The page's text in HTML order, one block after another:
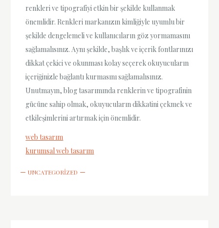
renkleri ve tipografiyi etkin bir şekilde kullanmak
önemlidir. Renkleri markanızın kimliğiyle uyumlu bir
şekilde dengelemeli ve kullanıcıların göz yormamasını
sağlamalısınız. Aynı şekilde, başlık ve içerik fontlarınızı
dikkat çekici ve okunması kolay seçerek okuyucuların
içeriğinizle bağlantı kurmasını sağlamalısınız.
Unutmayın, blog tasarımında renklerin ve tipografinin
gücüne sahip olmak, okuyucuların dikkatini çekmek ve
etkileşimlerini artırmak için önemlidir.
web tasarım
kurumsal web tasarım
UNCATEGORIZED